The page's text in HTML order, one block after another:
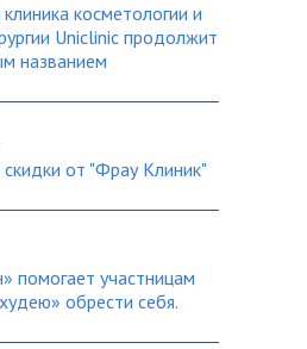
косметологии и
Uniclinic продолжит
названием
от "Фрау Клиник"
помогает участницам
обрести себя.